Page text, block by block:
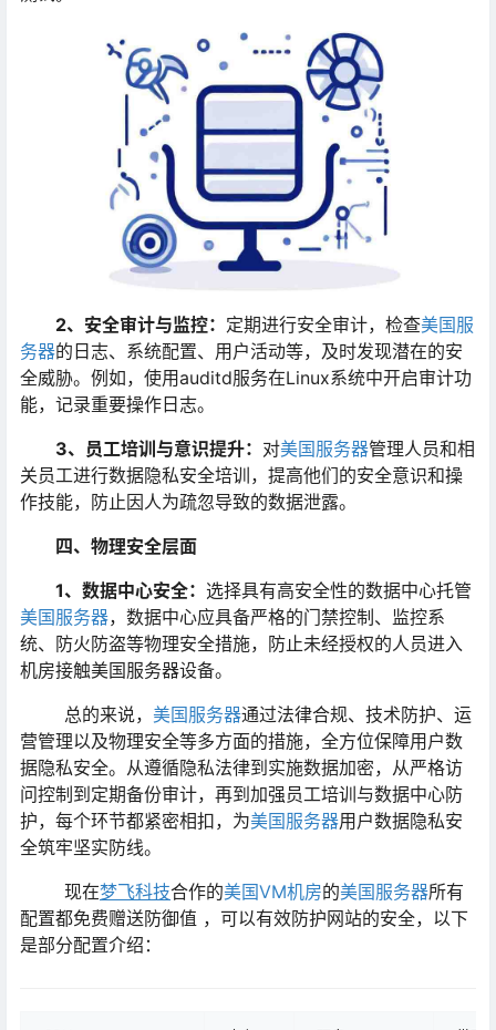
2、安全审计与监控： 定期进行安全审计，检查美国服
务器的日志、系统配置、用户活动等，及时发现潜在的安
全威胁。例如，使用auditd服务在Linux系统中开启审计功
能，记录重要操作日志。
3、员工培训与意识提升： 对美国服务器管理人员和相
关员工进行数据隐私安全培训，提高他们的安全意识和操
作技能，防止因人为疏忽导致的数据泄露。
四、物理安全层面
1、数据中心安全： 选择具有高安全性的数据中心托管
美国服务器，数据中心应具备严格的门禁控制、监控系
统、防火防盗等物理安全措施，防止未经授权的人员进入
机房接触美国服务器设备。
总的来说， 美国服务器通过法律合规、技术防护、运
营管理以及物理安全等多方面的措施，全方位保障用户数
据隐私安全。从遵循隐私法律到实施数据加密，从严格访
问控制到定期备份审计，再到加强员工培训与数据中心防
护，每个环节都紧密相扣，为美国服务器用户数据隐私安
全筑牢坚实防线。
现在梦飞科技合作的美国VM机房的美国服务器所有
配置都免费赠送防御值 ，可以有效防护网站的安全，以下
是部分配置介绍：